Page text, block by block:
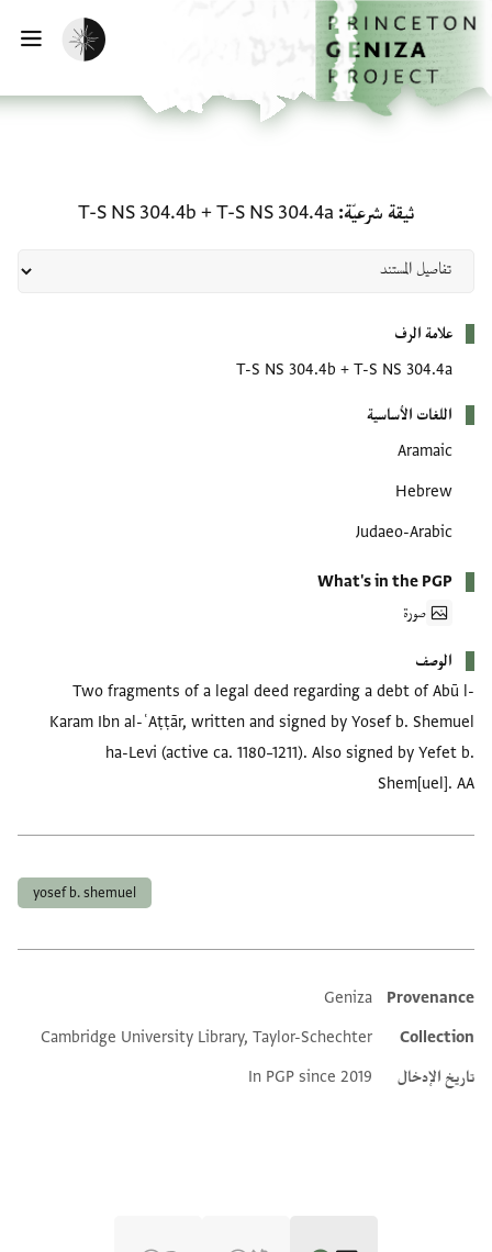
إلى المحتوى الرئيسي
الرئيسية
تفعيل الوضع المظلم
ثيقة شرعيّة T-S NS 304.4a
+
T-S NS 304.4b
علامة الرف
T-S NS 304.4a
+
T-S NS 304.4b
اللغات الأساسية
Aramaic
Hebrew
Judaeo-Arabic
What's in the PGP
صورة
الوصف
Two fragments of a legal deed regarding a debt of Abū l-
Karam Ibn al-ʿAṭṭār, written and signed by Yosef b. Shemuel
ha-Levi (active ca. 1180–1211). Also signed by Yefet b.
Shem[uel]. AA
yosef b. shemuel
Additional metadata
Provenance
Geniza
Collection
Cambridge University Library, Taylor-Schechter
تاريخ الإدخال
In PGP since 2019